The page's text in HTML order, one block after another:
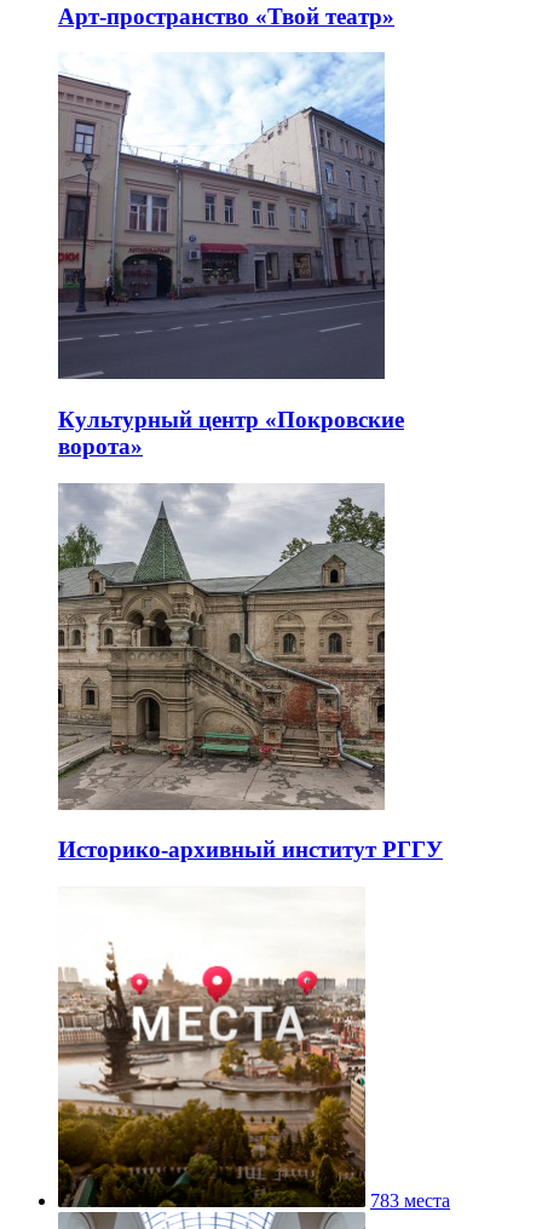
Арт-пространство «Твой театр»
Культурный центр «Покровские
ворота»
Историко-архивный институт РГГУ
783 места